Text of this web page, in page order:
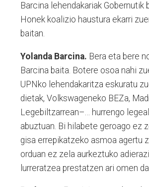
Barcina lehendakariak
Honek koalizio haustura ekarri
baitan.
Yolanda Barcina. Bera eta bere
Barcina baita. Botere osoa nahi
UPNko lehendakaritza eskuratu
dietak, Volkswageneko BEZa,
Legebiltzarrean–… hurrengo
abuztuan. Bi hilabete geroago ez
gisa errepikatzeko asmoa agertu
orduan ez zela aurkeztuko
lurreratzea prestatzen ari omen da.